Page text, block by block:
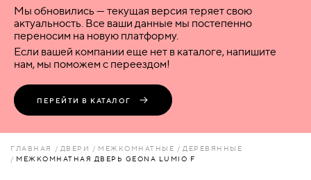
ВОРОТА
ПЕРЕГОРОДКИ
Мы обновились — текущая версия теряет свою
актуальность. Все ваши данные мы постепенно
переносим на новую платформу.
Если вашей компании еще нет в каталоге, напишите
нам, мы поможем с переездом!
ПЕРЕЙТИ В КАТАЛОГ
ГЛАВНАЯ ДВЕРИ МЕЖКОМНАТНЫЕ
ДЕРЕВЯННЫЕ
МЕЖКОМНАТНАЯ ДВЕРЬ GEONA LUMIO F